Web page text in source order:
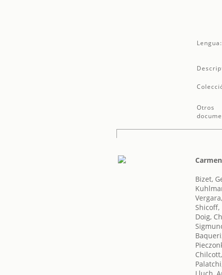
Lengua:
Otros
Carmen
Bizet,
Shicoff,
Doig,